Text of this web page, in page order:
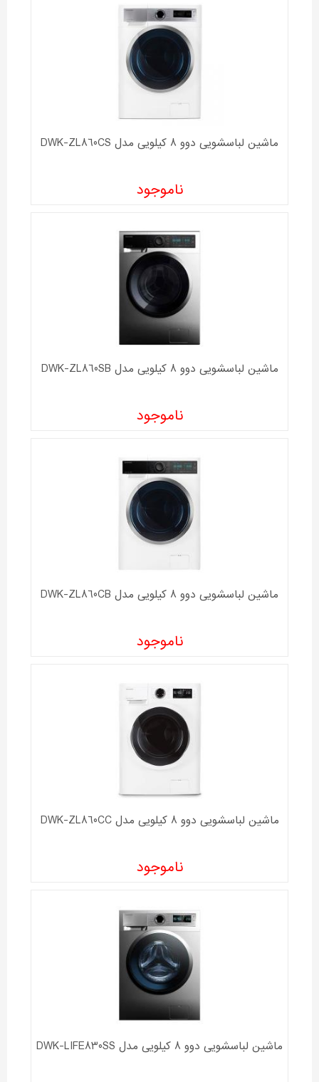
ماشین لباسشویی دوو 8 کیلویی مدل DWK-ZL860CS
ناموجود
ماشین لباسشویی دوو 8 کیلویی مدل DWK-ZL860SB
ناموجود
ماشین لباسشویی دوو 8 کیلویی مدل DWK-ZL860CB
ناموجود
ماشین لباسشویی دوو 8 کیلویی مدل DWK-ZL860CC
ناموجود
ماشین لباسشویی دوو 8 کیلویی مدل DWK-LIFE830SS